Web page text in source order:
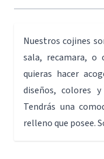
Nuestros cojines
sala, recamara, o
quieras hacer
diseños, colores
Tendrás una
relleno que posee.